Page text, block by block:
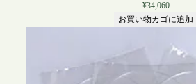
¥34,060
お買い物カゴに追加